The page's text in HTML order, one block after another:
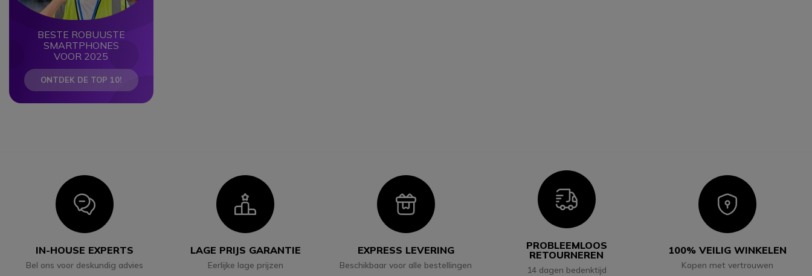
BESTE ROBUUSTE
SMARTPHONES
VOOR 2025
ONTDEK DE TOP 10!
Icon
IN-HOUSE EXPERTS
Bel ons voor deskundig advies
Icon
LAGE PRIJS GARANTIE
Eerlijke lage prijzen
Icon
EXPRESS LEVERING
Beschikbaar voor alle bestellingen
Icon
PROBLEEMLOOS
RETOURNEREN
14 dagen bedenktijd
Icon
100% VEILIG WINKELEN
Kopen met vertrouwen